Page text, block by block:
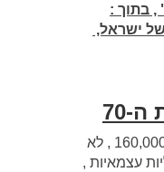
בתוך :
של ישראל,
70
עולים אלו , אשר מספר היה כ160,000 , לא
עצמאיות ,